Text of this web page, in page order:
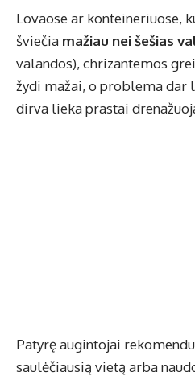
Lovaose ar konteineriuose,
šviečia mažiau nei šešias
valandos), chrizantemos
žydi mažai, o problema dar
dirva lieka prastai
Patyrę augintojai
saulėčiausią vietą arba